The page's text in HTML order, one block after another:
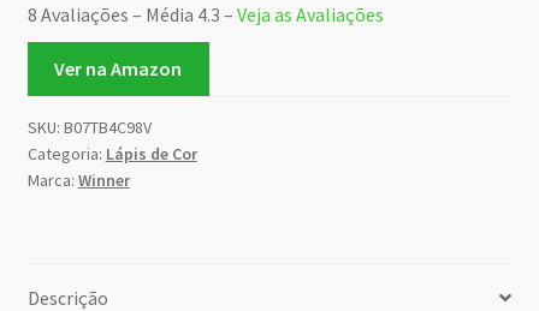
8 Avaliações – Média 4.3 – Veja as Avaliações
Ver na Amazon
SKU: B07TB4C98V
Categoria: Lápis de Cor
Marca: Winner
Descrição